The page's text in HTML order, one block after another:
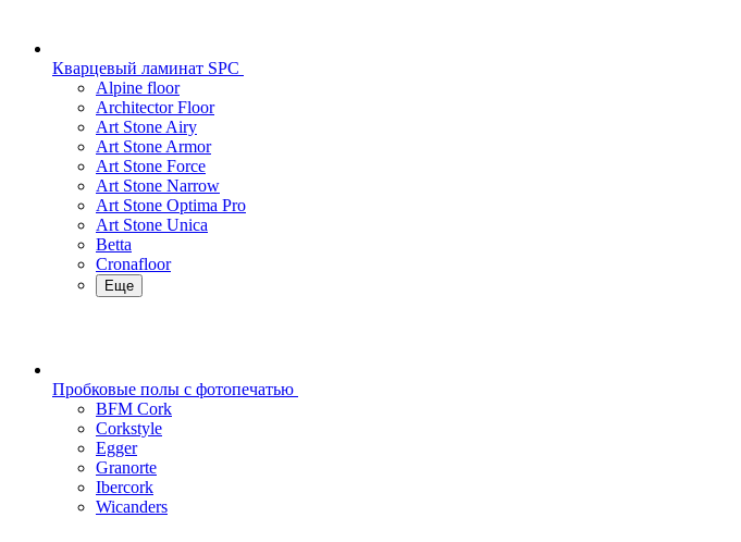
Кварцевый ламинат SPC
Alpine floor
Architector Floor
Art Stone Airy
Art Stone Armor
Art Stone Force
Art Stone Narrow
Art Stone Optima Pro
Art Stone Unica
Betta
Cronafloor
Еще
Пробковые полы с фотопечатью
BFM Cork
Corkstyle
Egger
Granorte
Ibercork
Wicanders